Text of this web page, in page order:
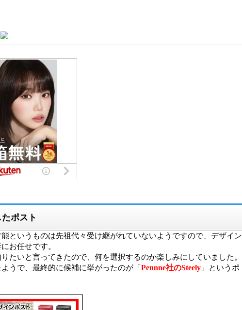
ポスト
というものは先祖代々受け継がれていないようですので、デザイン
お任せです。
たいと言ってきたので、何を選択するのか楽しみにしていました。
うで、最終的に候補に挙がったのが「 Pennne社のSteely 」というポ